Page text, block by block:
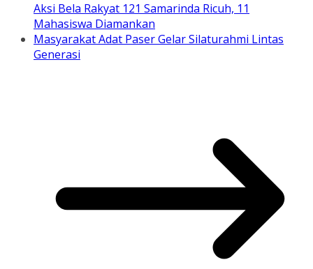
Aksi Bela Rakyat 121 Samarinda Ricuh, 11
Mahasiswa Diamankan
Masyarakat Adat Paser Gelar Silaturahmi Lintas
Generasi